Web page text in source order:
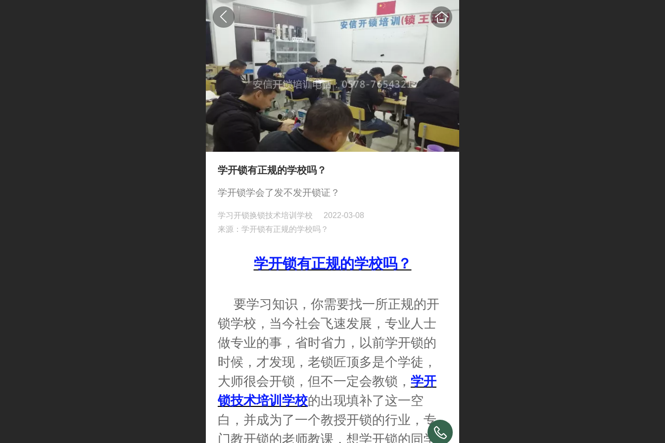
学开锁有正规的学校吗？
学开锁学会了发不发开锁证？
学习开锁换锁技术培训学校
2022-03-08
来源：学开锁有正规的学校吗？
学开锁有正规的学校吗？
要学习知识，你需要找一所正规的开
锁学校，当今社会飞速发展，专业人士
做专业的事，省时省力，以前学开锁的
时候，才发现，老锁匠顶多是个学徒，
大师很会开锁，但不一定会教锁， 学开
锁技术培训学校的出现填补了这一空
白，并成为了一个教授开锁的行业，专
门教开锁的老师教课，想学开锁的同学